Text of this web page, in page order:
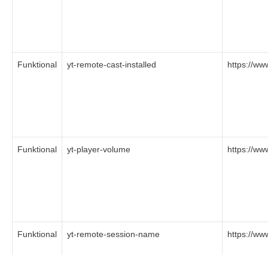
Funktional yt-remote-cast-installed https://
Funktional yt-player-volume https://
Funktional yt-remote-session-name https://